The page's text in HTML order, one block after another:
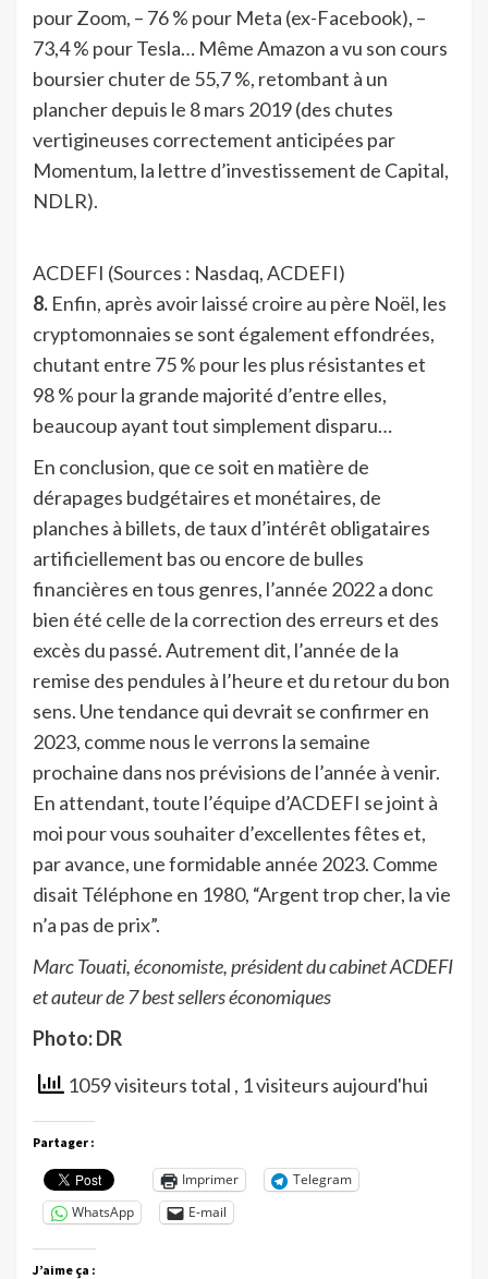
pour Zoom, – 76 % pour Meta (ex-Facebook), –
73,4 % pour Tesla… Même Amazon a vu son cours
boursier chuter de 55,7 %, retombant à un
plancher depuis le 8 mars 2019 (des chutes
vertigineuses correctement anticipées par
Momentum, la lettre d’investissement de Capital,
NDLR).
ACDEFI (Sources : Nasdaq, ACDEFI)
8. Enfin, après avoir laissé croire au père Noël, les
cryptomonnaies se sont également effondrées,
chutant entre 75 % pour les plus résistantes et
98 % pour la grande majorité d’entre elles,
beaucoup ayant tout simplement disparu…
En conclusion, que ce soit en matière de
dérapages budgétaires et monétaires, de
planches à billets, de taux d’intérêt obligataires
artificiellement bas ou encore de bulles
financières en tous genres, l’année 2022 a donc
bien été celle de la correction des erreurs et des
excès du passé. Autrement dit, l’année de la
remise des pendules à l’heure et du retour du bon
sens. Une tendance qui devrait se confirmer en
2023, comme nous le verrons la semaine
prochaine dans nos prévisions de l’année à venir.
En attendant, toute l’équipe d’ACDEFI se joint à
moi pour vous souhaiter d’excellentes fêtes et,
par avance, une formidable année 2023. Comme
disait Téléphone en 1980, “Argent trop cher, la vie
n’a pas de prix”.
Marc Touati, économiste, président du cabinet ACDEFI
et auteur de 7 best sellers économiques
Photo: DR
1059 visiteurs total , 1 visiteurs aujourd'hui
Partager :
Imprimer
Telegram
WhatsApp
E-mail
J’aime ça :